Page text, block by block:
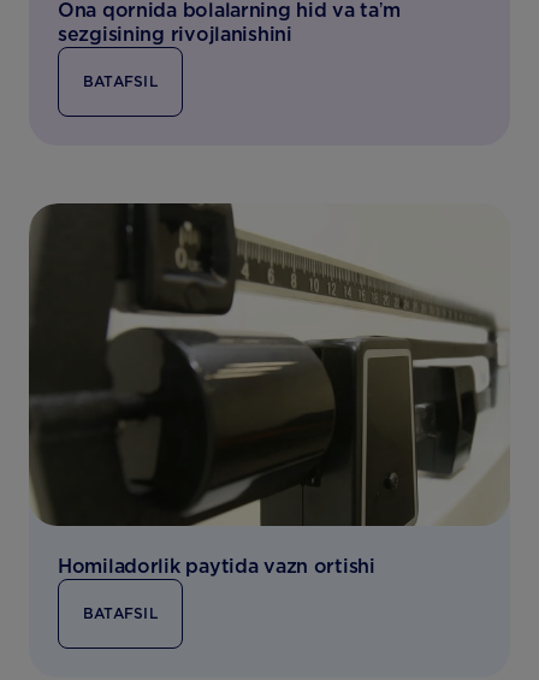
Ona qornida bolalarning hid va taʼm
sezgisining rivojlanishini
BATAFSIL
Homiladorlik paytida vazn ortishi
BATAFSIL